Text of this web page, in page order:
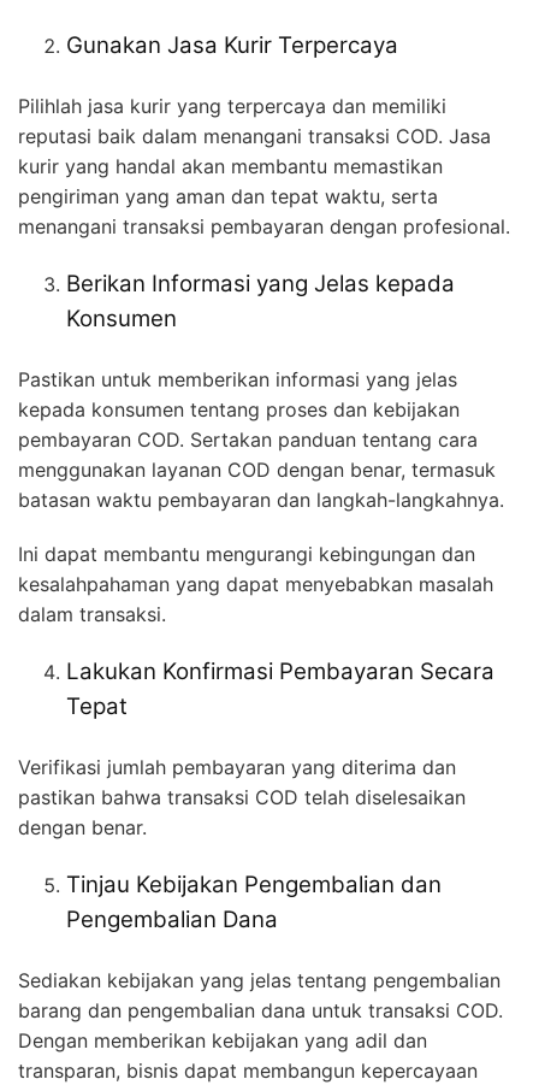
Gunakan Jasa Kurir Terpercaya
Pilihlah jasa kurir yang terpercaya dan memiliki
reputasi baik dalam menangani transaksi COD. Jasa
kurir yang handal akan membantu memastikan
pengiriman yang aman dan tepat waktu, serta
menangani transaksi pembayaran dengan profesional.
Berikan Informasi yang Jelas kepada
Konsumen
Pastikan untuk memberikan informasi yang jelas
kepada konsumen tentang proses dan kebijakan
pembayaran COD. Sertakan panduan tentang cara
menggunakan layanan COD dengan benar, termasuk
batasan waktu pembayaran dan langkah-langkahnya.
Ini dapat membantu mengurangi kebingungan dan
kesalahpahaman yang dapat menyebabkan masalah
dalam transaksi.
Lakukan Konfirmasi Pembayaran Secara
Tepat
Verifikasi jumlah pembayaran yang diterima dan
pastikan bahwa transaksi COD telah diselesaikan
dengan benar.
Tinjau Kebijakan Pengembalian dan
Pengembalian Dana
Sediakan kebijakan yang jelas tentang pengembalian
barang dan pengembalian dana untuk transaksi COD.
Dengan memberikan kebijakan yang adil dan
transparan, bisnis dapat membangun kepercayaan